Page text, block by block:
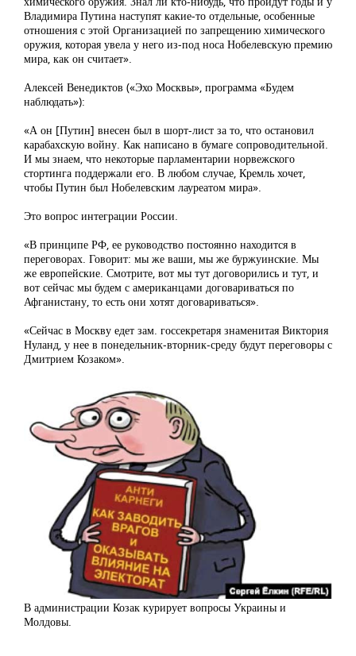
Владимира Путина наступят какие-то отдельные, особенные
отношения с этой Организацией по запрещению химического
оружия, которая увела у него из-под носа Нобелевскую премию
мира, как он считает».
Алексей Венедиктов («Эхо Москвы», программа «Будем
наблюдать»):
«А он [Путин] внесен был в шорт-лист за то, что остановил
карабахскую войну. Как написано в бумаге сопроводительной.
И мы знаем, что некоторые парламентарии норвежского
стортинга поддержали его. В любом случае, Кремль хочет,
чтобы Путин был Нобелевским лауреатом мира».
Это вопрос интеграции России.
«В принципе РФ, ее руководство постоянно находится в
переговорах. Говорит: мы же ваши, мы же буржуинские. Мы
же европейские. Смотрите, вот мы тут договорились и тут, и
вот сейчас мы будем с американцами договариваться по
Афганистану, то есть они хотят договариваться».
«Сейчас в Москву едет зам. госсекретаря знаменитая Виктория
Нуланд, у нее в понедельник-вторник-среду будут переговоры с
Дмитрием Козаком».
В администрации Козак курирует вопросы Украины и
Молдовы.